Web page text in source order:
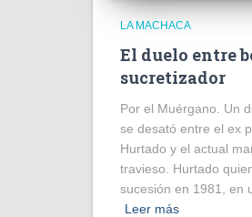
LA MACHACA
El duelo entre
sucretizador
Por el Muérgano. Un
se desató entre el ex
Hurtado y el actual
travieso. Hurtado
sucesión en 1981, en
Leer más